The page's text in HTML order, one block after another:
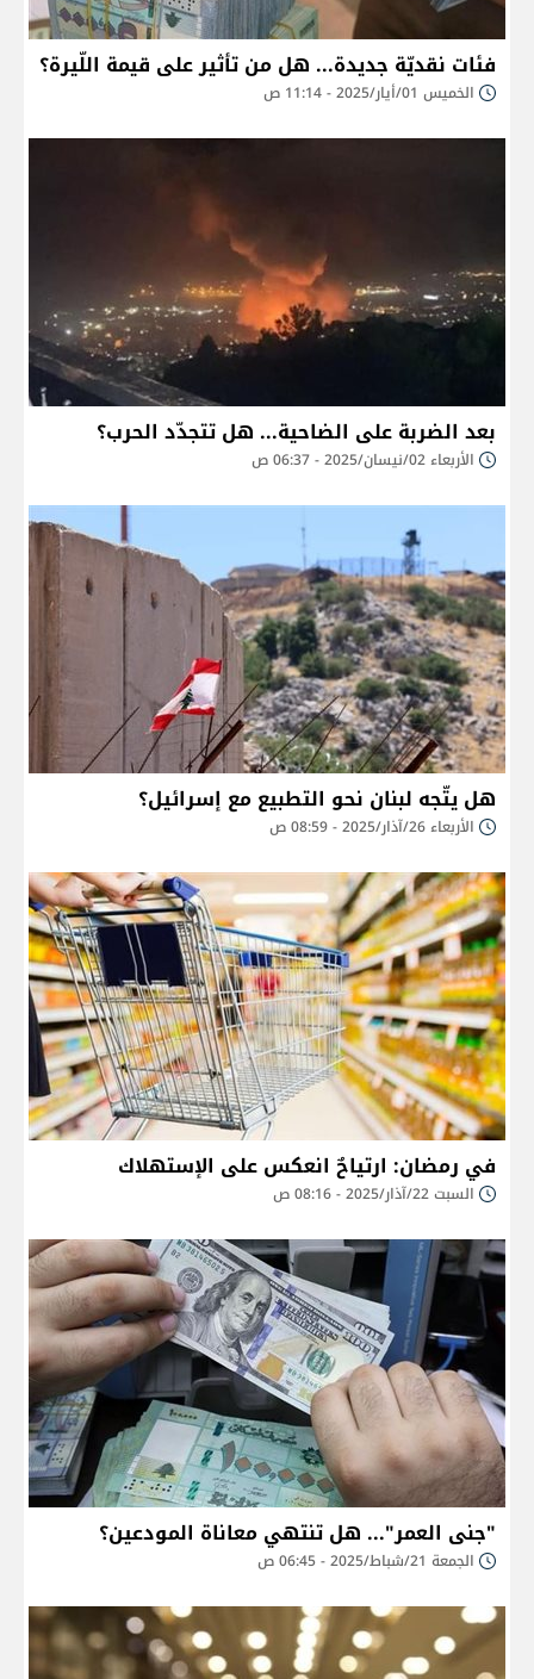
فئات نقديّة جديدة... هل من تأثير على قيمة اللّيرة؟
الخميس 01/أيار/2025 - 11:14 ص
​بعد الضربة على الضاحية... هل تتجدّد الحرب؟
الأربعاء 02/نيسان/2025 - 06:37 ص
هل يتّجه لبنان نحو التطبيع مع إسرائيل؟
الأربعاء 26/آذار/2025 - 08:59 ص
في رمضان: ارتياحٌ انعكس على الإستهلاك
السبت 22/آذار/2025 - 08:16 ص
"جنى العمر"... هل تنتهي معاناة المودعين؟
الجمعة 21/شباط/2025 - 06:45 ص